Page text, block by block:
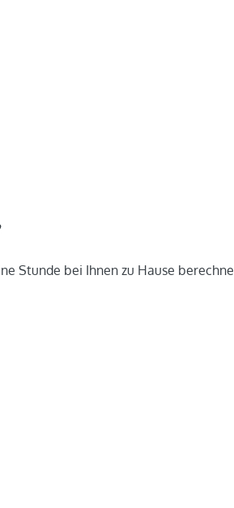
Stunde bei Ihnen zu Hause